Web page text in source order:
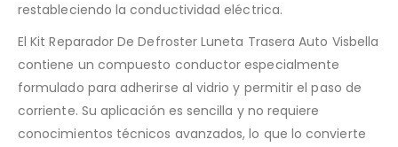
restableciendo la conductividad eléctrica.
El Kit Reparador De Defroster Luneta Trasera Auto Visbella
contiene un compuesto conductor especialmente
formulado para adherirse al vidrio y permitir el paso de
corriente. Su aplicación es sencilla y no requiere
conocimientos técnicos avanzados, lo que lo convierte